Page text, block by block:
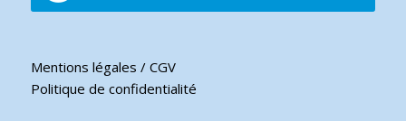
Mentions légales / CGV
Politique de confidentialité